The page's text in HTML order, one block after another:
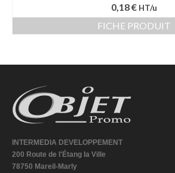
0,18 € HT/u
FICHE PRODUIT
INTERMEDIA DEVELOPPEMENT
200 Route de l'Étang la Ville
78750 Mareil-Marly